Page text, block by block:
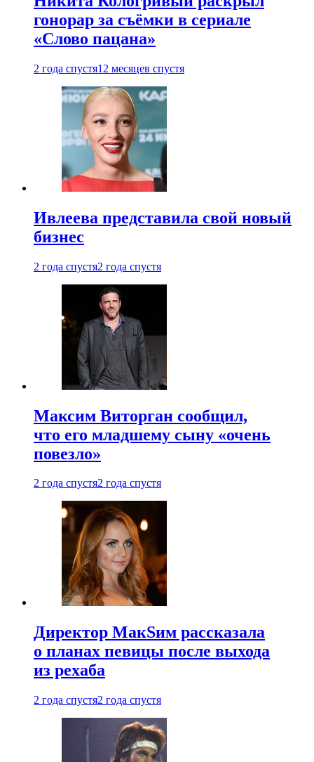
гонорар за съёмки в сериале
«Слово пацана»
2 года спустя12 месяцев спустя
Ивлеева представила свой новый
бизнес
2 года спустя2 года спустя
Максим Виторган сообщил,
что его младшему сыну «очень
повезло»
2 года спустя2 года спустя
Директор МакSим рассказала
о планах певицы после выхода
из рехаба
2 года спустя2 года спустя